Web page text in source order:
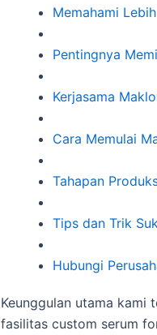
Memahami
Pentingnya
Kerjasama
Cara Memulai
Tahapan
Tips dan Trik
Hubungi
Keunggulan utama kami
fasilitas custom serum